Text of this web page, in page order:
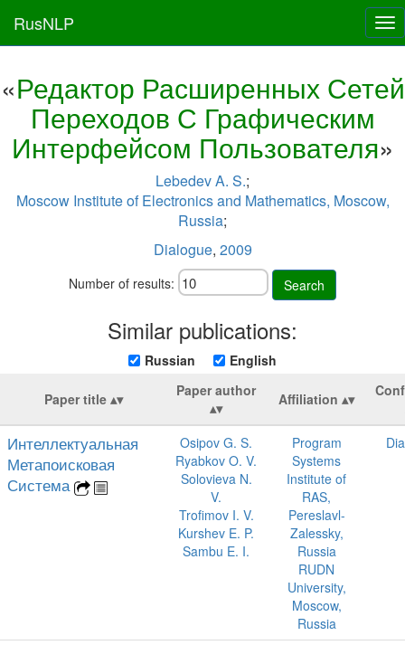
RusNLP
«Редактор Расширенных Сетей
Переходов С Графическим
Интерфейсом Пользователя»
Lebedev A. S.;
Moscow Institute of Electronics and Mathematics, Moscow,
Russia;
Dialogue, 2009
Number of results: Search
Similar publications:
Russian English
Paper title Paper author Affiliation
Интеллектуальная
Метапоисковая
Система
Osipov G. S.
Ryabkov O. V.
Solovieva N.
V.
Trofimov I. V.
Kurshev E. P.
Sambu E. I.
Program
Systems
Institute of
RAS,
Pereslavl-
Zalessky,
Russia
RUDN
University,
Moscow,
Russia